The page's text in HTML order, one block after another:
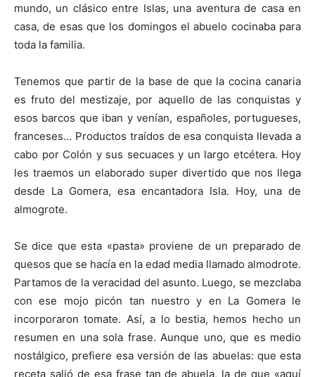
mundo, un clásico entre Islas, una aventura de casa en
casa, de esas que los domingos el abuelo cocinaba para
toda la familia.
Tenemos que partir de la base de que la cocina canaria
es fruto del mestizaje, por aquello de las conquistas y
esos barcos que iban y venían, españoles, portugueses,
franceses… Productos traídos de esa conquista llevada a
cabo por Colón y sus secuaces y un largo etcétera. Hoy
les traemos un elaborado super divertido que nos llega
desde La Gomera, esa encantadora Isla. Hoy, una de
almogrote.
Se dice que esta «pasta» proviene de un preparado de
quesos que se hacía en la edad media llamado almodrote.
Partamos de la veracidad del asunto. Luego, se mezclaba
con ese mojo picón tan nuestro y en La Gomera le
incorporaron tomate. Así, a lo bestia, hemos hecho un
resumen en una sola frase. Aunque uno, que es medio
nostálgico, prefiere esa versión de las abuelas: que esta
receta salió de esa frase tan de abuela, la de que «aquí